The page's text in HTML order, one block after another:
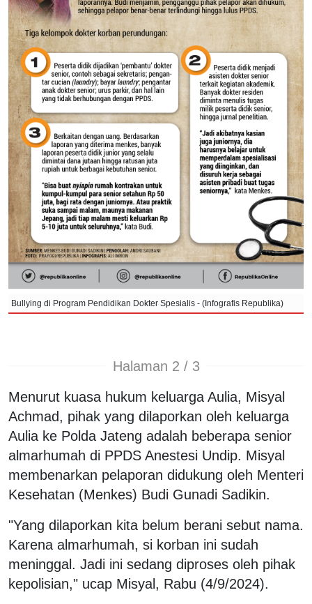
Bullying di Program Pendidikan Dokter Spesialis - (Infografis Republika)
Halaman 2 / 3
Menurut kuasa hukum keluarga Aulia, Misyal
Achmad, pihak yang dilaporkan oleh keluarga
Aulia ke Polda Jateng adalah beberapa senior
almarhumah di PPDS Anestesi Undip. Misyal
membenarkan pelaporan didukung oleh Menteri
Kesehatan (Menkes) Budi Gunadi Sadikin.
"Yang dilaporkan kita belum berani sebut nama.
Karena almarhumah, si korban ini sudah
meninggal. Jadi ini sedang diproses oleh pihak
kepolisian," ucap Misyal, Rabu (4/9/2024).